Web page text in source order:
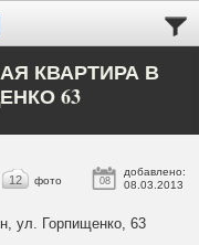
КВАРТИРА В
63
08
добавлено:
08.03.2013
12 фото
ул. Горпищенко, 63